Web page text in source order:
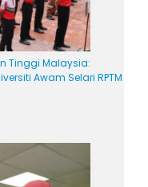
Tinggi Malaysia:
Awam Selari RPTM